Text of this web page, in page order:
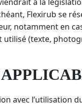
Flexirub se
notamment en
utilisé (texte,
avec l’utilisation